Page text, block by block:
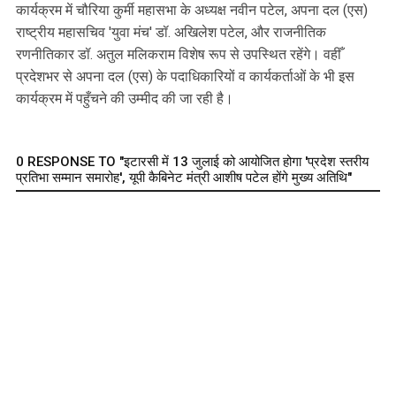
कार्यक्रम में चौरिया कुर्मी महासभा के अध्यक्ष नवीन पटेल, अपना दल (एस)
राष्ट्रीय महासचिव 'युवा मंच' डॉ. अखिलेश पटेल, और राजनीतिक
रणनीतिकार डॉ. अतुल मलिकराम विशेष रूप से उपस्थित रहेंगे। वहीँ
प्रदेशभर से अपना दल (एस) के पदाधिकारियों व कार्यकर्ताओं के भी इस
कार्यक्रम में पहुँचने की उम्मीद की जा रही है।
0 RESPONSE TO "इटारसी में 13 जुलाई को आयोजित होगा 'प्रदेश स्तरीय
प्रतिभा सम्मान समारोह', यूपी कैबिनेट मंत्री आशीष पटेल होंगे मुख्य अतिथि"